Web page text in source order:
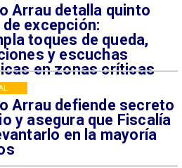
Arrau detalla quinto
excepción:
toques de queda,
y escuchas
en zonas críticas
Arrau defiende secreto
y asegura que Fiscalía
en la mayoría